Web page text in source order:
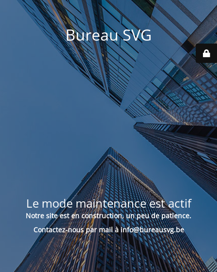
Bureau SVG
Le mode maintenance est actif
Notre site est en construction, un peu de patience.
Contactez-nous par mail à info@bureausvg.be